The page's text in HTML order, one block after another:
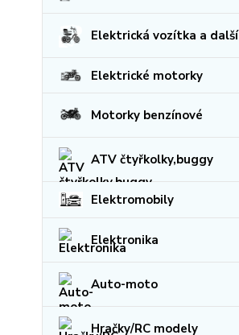
Elektrická vozítka a další
Elektrické motorky
Motorky benzínové
ATV čtyřkolky,buggy
Elektromobily
Elektronika
Auto-moto
Hračky/RC modely